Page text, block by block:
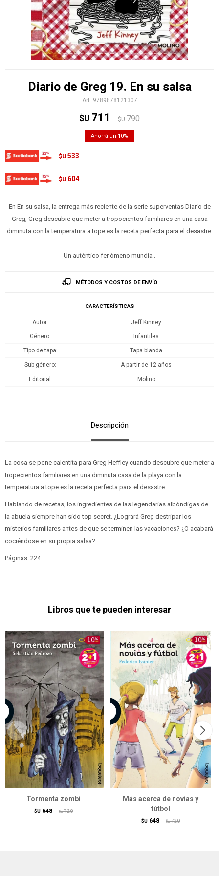
Diario de Greg 19. En su salsa
9789878121307
$U 711 $U 790
10
$U 533
$U 604
En En su salsa, la entrega más reciente de la serie superventas Diario de
Greg, Greg descubre que meter a tropocientos familiares en una casa
diminuta con la temperatura a tope es la receta perfecta para el desastre.
Un auténtico fenómeno mundial.
MÉTODOS Y COSTOS DE ENVÍO
CARACTERÍSTICAS
Autor Jeff Kinney
Género Infantiles
Tipo de tapa Tapa blanda
Sub género A partir de 12 años
Editorial Molino
Descripción
La cosa se pone calentita para Greg Heffley cuando descubre que meter a
tropecientos familiares en una diminuta casa de la playa con la
temperatura a tope es la receta perfecta para el desastre.
Hablando de recetas, los ingredientes de las legendarias albóndigas de
la abuela siempre han sido top secret. ¿Logrará Greg destripar los
misterios familiares antes de que se terminen las vacaciones? ¿O acabará
cociéndose en su propia salsa?
Páginas: 224
Libros que te pueden interesar
Tormenta zombi
$U 648 $U 720
Más acerca de novias y
fútbol
$U 648 $U 720